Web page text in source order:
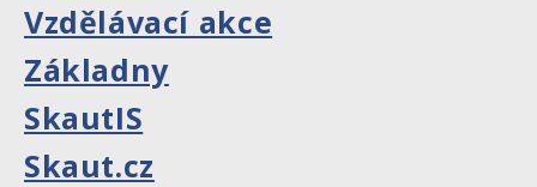
Vzdělávací akce
Základny
SkautIS
Skaut.cz